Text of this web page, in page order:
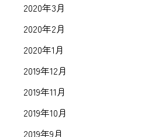
2020年3月
2020年2月
2020年1月
2019年12月
2019年11月
2019年10月
2019年9月